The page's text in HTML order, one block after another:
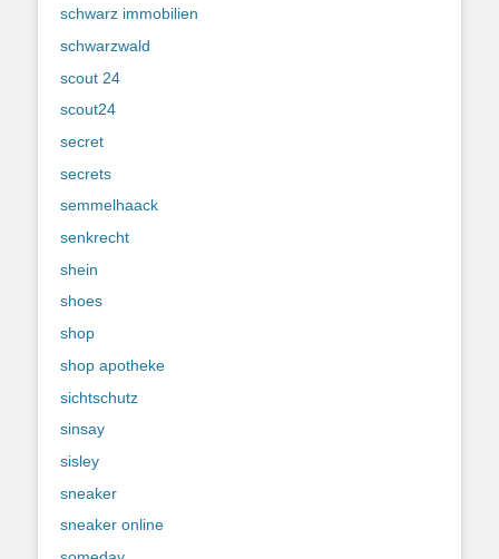
schwarz immobilien
schwarzwald
scout 24
scout24
secret
secrets
semmelhaack
senkrecht
shein
shoes
shop
shop apotheke
sichtschutz
sinsay
sisley
sneaker
sneaker online